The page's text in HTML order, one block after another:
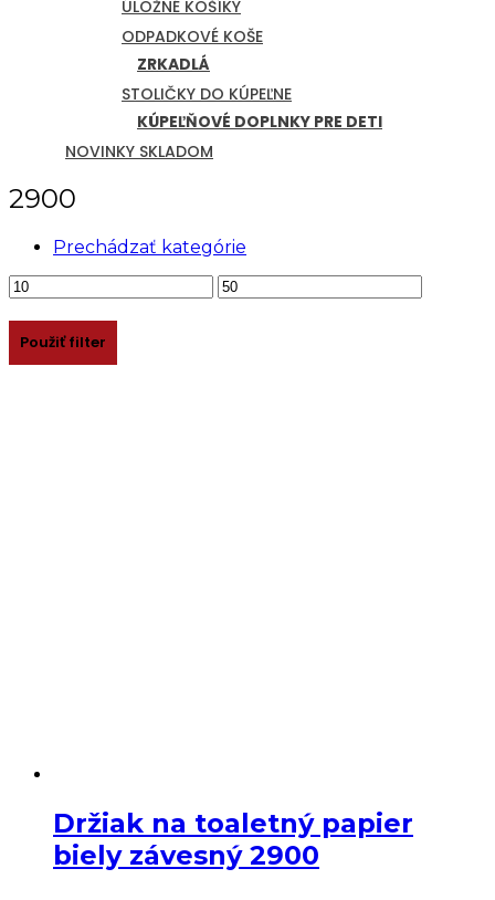
ÚLOŽNÉ KOŠÍKY
ODPADKOVÉ KOŠE
ZRKADLÁ
STOLIČKY DO KÚPEĽNE
KÚPEĽŇOVÉ DOPLNKY PRE DETI
NOVINKY SKLADOM
2900
Prechádzať kategórie
Minimálna
cena
Maximálna
cena
Použiť filter
Držiak na toaletný papier
biely závesný 2900